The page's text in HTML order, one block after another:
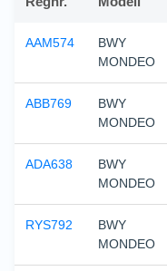
AAM574
BWY
MONDEO
ABB769
BWY
MONDEO
ADA638
BWY
MONDEO
RYS792
BWY
MONDEO